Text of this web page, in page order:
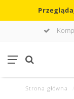
Strona główna